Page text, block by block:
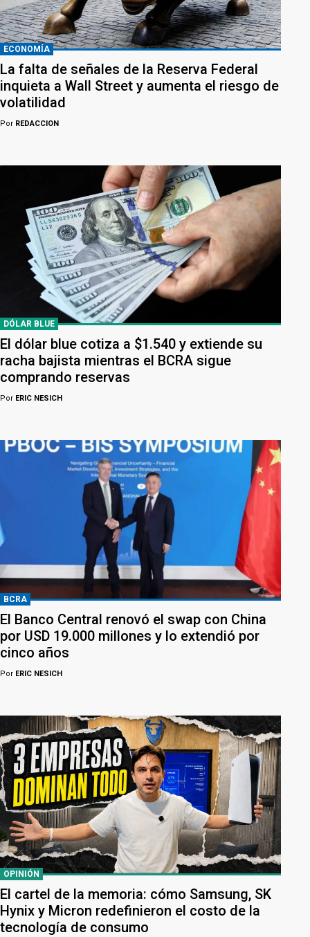
ECONOMÍA
La falta de señales de la Reserva Federal
inquieta a Wall Street y aumenta el riesgo de
volatilidad
Por REDACCION
DÓLAR BLUE
El dólar blue cotiza a $1.540 y extiende su
racha bajista mientras el BCRA sigue
comprando reservas
Por ERIC NESICH
BCRA
El Banco Central renovó el swap con China
por USD 19.000 millones y lo extendió por
cinco años
Por ERIC NESICH
OPINIÓN
El cartel de la memoria: cómo Samsung, SK
Hynix y Micron redefinieron el costo de la
tecnología de consumo